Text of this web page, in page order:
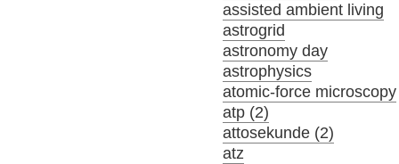
assisted ambient living
astrogrid
astronomy day
astrophysics
atomic-force microscopy
atp (2)
attosekunde (2)
atz